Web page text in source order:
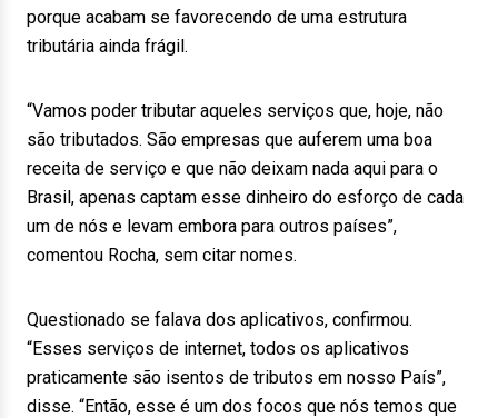
porque acabam se favorecendo de uma estrutura
tributária ainda frágil.
“Vamos poder tributar aqueles serviços que, hoje, não
são tributados. São empresas que auferem uma boa
receita de serviço e que não deixam nada aqui para o
Brasil, apenas captam esse dinheiro do esforço de cada
um de nós e levam embora para outros países”,
comentou Rocha, sem citar nomes.
Questionado se falava dos aplicativos, confirmou.
“Esses serviços de internet, todos os aplicativos
praticamente são isentos de tributos em nosso País”,
disse. “Então, esse é um dos focos que nós temos que